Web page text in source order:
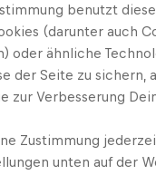
benutzt
(darunter auch
oder ähnliche
der Seite zu sichern,
zur Verbesserung
Zustimmung
unten auf der